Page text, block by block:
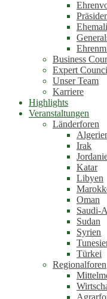
Business
Expert
Unser Team
Karriere
Highlights
Veranstaltungen
Länderforen
Irak
Katar
Libyen
Oman
Saudi-
Sudan
Syrien
Türkei
Regionalforen